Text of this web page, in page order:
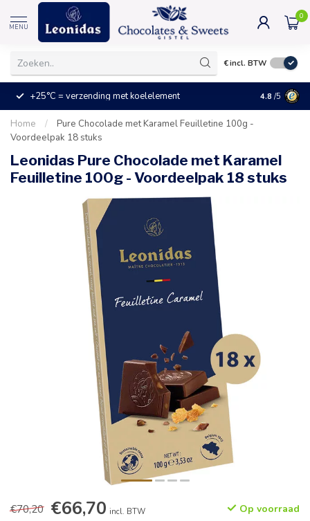
MENU
0
€incl. BTW
+25°C = verzending met koelelement Kleine
4.8 /5
Home /
Pure Chocolade met Karamel Feuilletine 100g -
Voordeelpak 18 stuks
Leonidas Pure Chocolade met Karamel
Feuilletine 100g - Voordeelpak 18 stuks
€70,20 €66,70 incl. BTW Op voorraad